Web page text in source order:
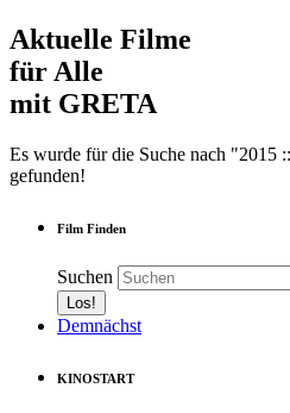
Aktuelle Filme
für Alle
mit GRETA
Es wurde für die Suche nach "2015
gefunden!
Film Finden
Suchen
Demnächst
KINOSTART